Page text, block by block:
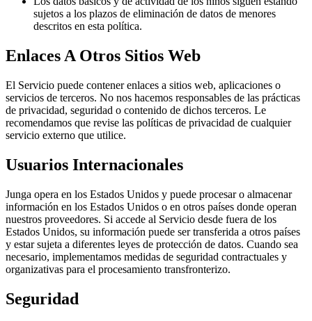
sujetos a los plazos de eliminación de datos de menores
descritos en esta política.
Enlaces A Otros Sitios Web
El Servicio puede contener enlaces a sitios web, aplicaciones o
servicios de terceros. No nos hacemos responsables de las prácticas
de privacidad, seguridad o contenido de dichos terceros. Le
recomendamos que revise las políticas de privacidad de cualquier
servicio externo que utilice.
Usuarios Internacionales
Junga opera en los Estados Unidos y puede procesar o almacenar
información en los Estados Unidos o en otros países donde operan
nuestros proveedores. Si accede al Servicio desde fuera de los
Estados Unidos, su información puede ser transferida a otros países
y estar sujeta a diferentes leyes de protección de datos. Cuando sea
necesario, implementamos medidas de seguridad contractuales y
organizativas para el procesamiento transfronterizo.
Seguridad